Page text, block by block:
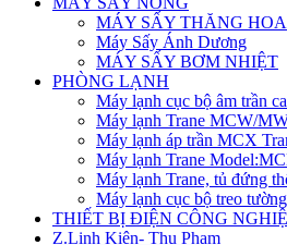
MÁY SẤY THĂNG HOA
Máy Sấy Ánh Dương
MÁY SẤY BƠM NHIỆT
PHÒNG LẠNH
Máy lạnh cục bộ âm trần
Máy lạnh Trane MCW/
Máy lạnh áp trần MCX
Máy lạnh Trane
Máy lạnh Trane, tủ đứng
Máy lạnh cục bộ treo
THIẾT BỊ ĐIỆN CÔNG
Z.Linh Kiện- Thu Phạm